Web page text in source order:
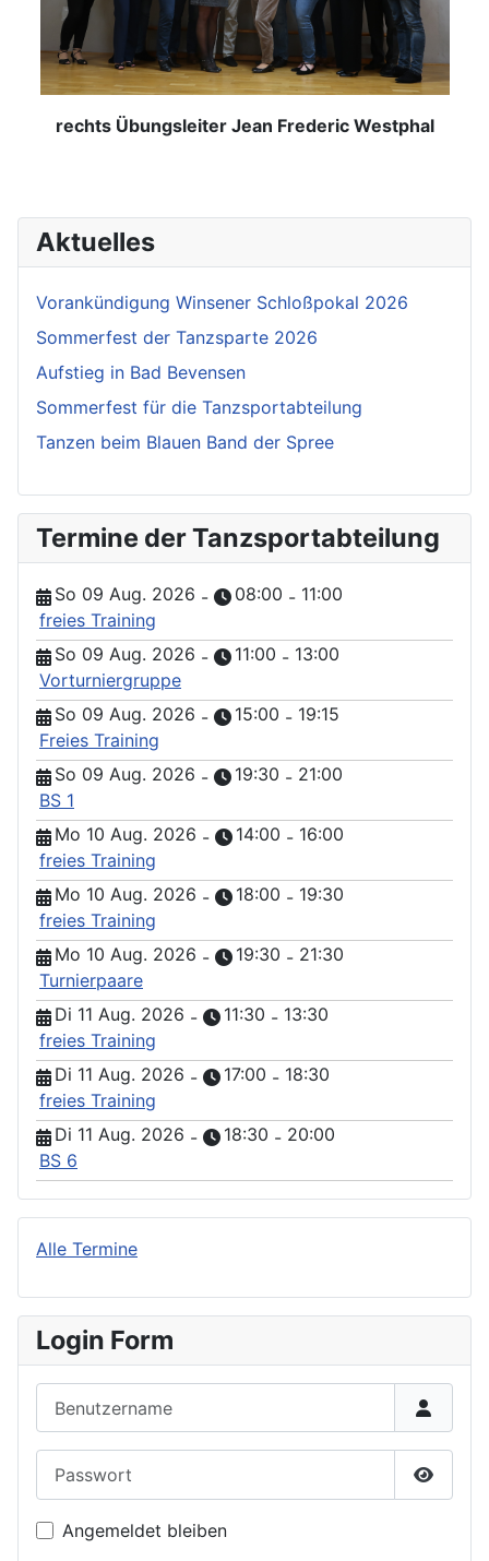
rechts Übungsleiter Jean Frederic Westphal
Aktuelles
Vorankündigung Winsener Schloßpokal 2026
Sommerfest der Tanzsparte 2026
Aufstieg in Bad Bevensen
Sommerfest für die Tanzsportabteilung
Tanzen beim Blauen Band der Spree
Termine der Tanzsportabteilung
So 09 Aug. 2026 - 08:00 - 11:00
freies Training
So 09 Aug. 2026 - 11:00 - 13:00
Vorturniergruppe
So 09 Aug. 2026 - 15:00 - 19:15
Freies Training
So 09 Aug. 2026 - 19:30 - 21:00
BS 1
Mo 10 Aug. 2026 - 14:00 - 16:00
freies Training
Mo 10 Aug. 2026 - 18:00 - 19:30
freies Training
Mo 10 Aug. 2026 - 19:30 - 21:30
Turnierpaare
Di 11 Aug. 2026 - 11:30 - 13:30
freies Training
Di 11 Aug. 2026 - 17:00 - 18:30
freies Training
Di 11 Aug. 2026 - 18:30 - 20:00
BS 6
Alle Termine
Login Form
Angemeldet bleiben